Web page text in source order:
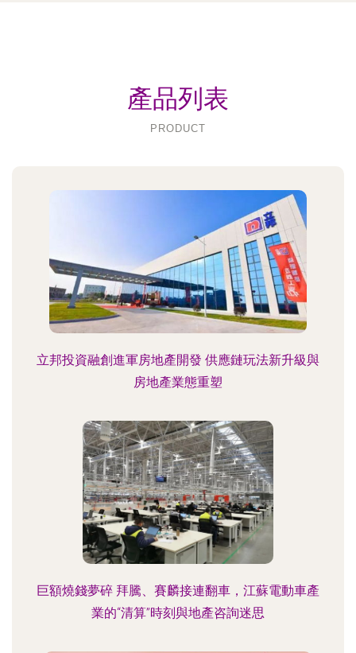
產品列表
PRODUCT
立邦投資融創進軍房地產開發 供應鏈玩法新升級與
房地產業態重塑
巨額燒錢夢碎 拜騰、賽麟接連翻車，江蘇電動車產
業的“清算”時刻與地產咨詢迷思